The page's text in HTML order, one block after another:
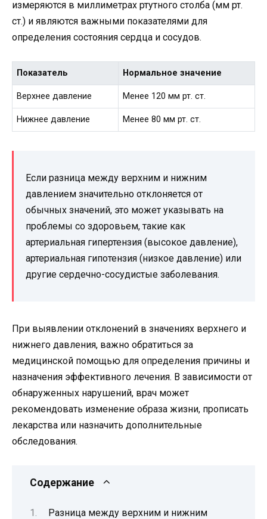
измеряются в миллиметрах ртутного столба (мм рт.
ст.) и являются важными показателями для
определения состояния сердца и сосудов.
Показатель Нормальное значение
Верхнее давление Менее 120 мм рт. ст.
Нижнее давление Менее 80 мм рт. ст.
Если разница между верхним и нижним
давлением значительно отклоняется от
обычных значений, это может указывать на
проблемы со здоровьем, такие как
артериальная гипертензия (высокое давление),
артериальная гипотензия (низкое давление) или
другие сердечно-сосудистые заболевания.
При выявлении отклонений в значениях верхнего и
нижнего давления, важно обратиться за
медицинской помощью для определения причины и
назначения эффективного лечения. В зависимости от
обнаруженных нарушений, врач может
рекомендовать изменение образа жизни, прописать
лекарства или назначить дополнительные
обследования.
Содержание
Разница между верхним и нижним